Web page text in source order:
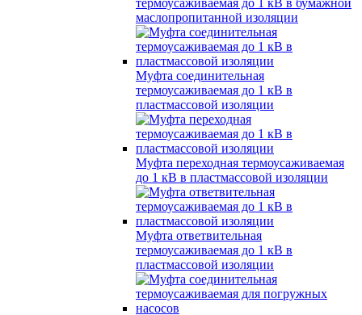
термоусаживаемая до 1 кВ в бумажной
маслопропитанной изоляции
Муфта соединительная
термоусаживаемая до 1 кВ в
пластмассовой изоляции
Муфта переходная термоусаживаемая
до 1 кВ в пластмассовой изоляции
Муфта ответвительная
термоусаживаемая до 1 кВ в
пластмассовой изоляции